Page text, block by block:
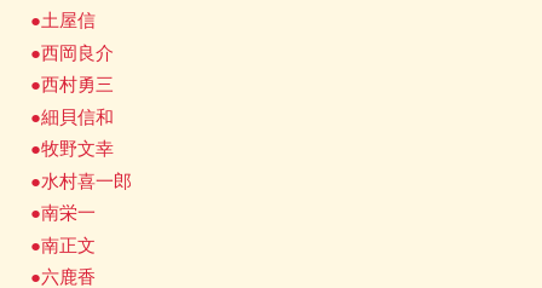
●土屋信
●西岡良介
●西村勇三
●細貝信和
●牧野文幸
●水村喜一郎
●南栄一
●南正文
●六鹿香